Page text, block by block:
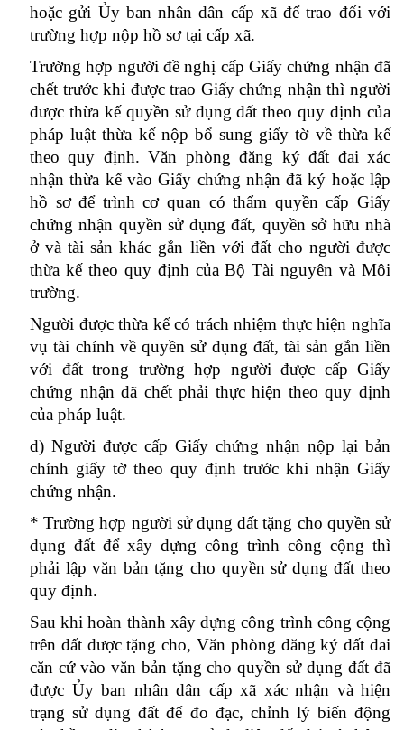
hoặc gửi Ủy ban nhân dân cấp xã để trao đối với
trường hợp nộp hồ sơ tại cấp xã.
Trường hợp người đề nghị cấp Giấy chứng nhận đã
chết trước khi được trao Giấy chứng nhận thì người
được thừa kế quyền sử dụng đất theo quy định của
pháp luật thừa kế nộp bổ sung giấy tờ về thừa kế
theo quy định. Văn phòng đăng ký đất đai xác
nhận thừa kế vào Giấy chứng nhận đã ký hoặc lập
hồ sơ để trình cơ quan có thẩm quyền cấp Giấy
chứng nhận quyền sử dụng đất, quyền sở hữu nhà
ở và tài sản khác gắn liền với đất cho người được
thừa kế theo quy định của Bộ Tài nguyên và Môi
trường.
Người được thừa kế có trách nhiệm thực hiện nghĩa
vụ tài chính về quyền sử dụng đất, tài sản gắn liền
với đất trong trường hợp người được cấp Giấy
chứng nhận đã chết phải thực hiện theo quy định
của pháp luật.
d) Người được cấp Giấy chứng nhận nộp lại bản
chính giấy tờ theo quy định trước khi nhận Giấy
chứng nhận.
* Trường hợp người sử dụng đất tặng cho quyền sử
dụng đất để xây dựng công trình công cộng thì
phải lập văn bản tặng cho quyền sử dụng đất theo
quy định.
Sau khi hoàn thành xây dựng công trình công cộng
trên đất được tặng cho, Văn phòng đăng ký đất đai
căn cứ vào văn bản tặng cho quyền sử dụng đất đã
được Ủy ban nhân dân cấp xã xác nhận và hiện
trạng sử dụng đất để đo đạc, chỉnh lý biến động